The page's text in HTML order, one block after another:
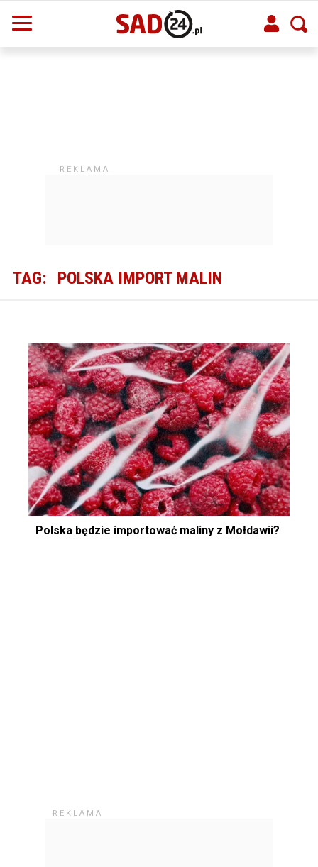
TAG: POLSKA IMPORT MALIN
Polska będzie importować maliny z Mołdawii?